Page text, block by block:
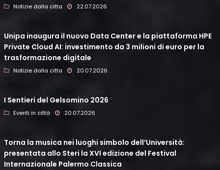
Notizie dalla citta 22.07.2026
Unipa inaugura il nuovo Data Center e la piattaforma HPE
Private Cloud AI: investimento da 3 milioni di euro per la
trasformazione digitale
Notizie dalla citta 20.07.2026
I Sentieri del Gelsomino 2026
Eventi in città 20.07.2026
Torna la musica nei luoghi simbolo dell’Università:
presentata allo Steri la XVI edizione del Festival
Internazionale Palermo Classica